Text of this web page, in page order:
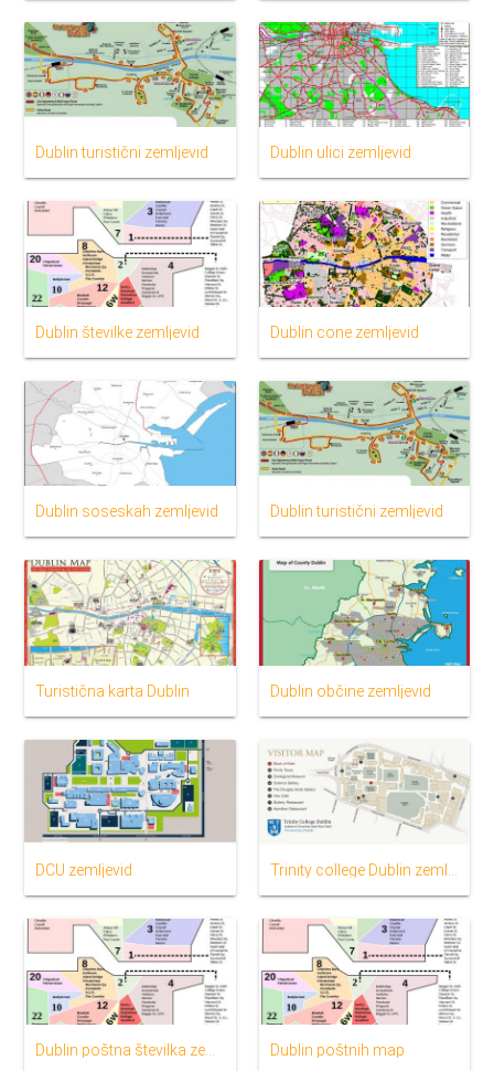
Dublin turistični zemljevid Dublin ulici zemljevid
Dublin številke zemljevid Dublin cone zemljevid
Dublin soseskah zemljevid Dublin turistični zemljevid
Turistična karta Dublin Dublin občine zemljevid
DCU zemljevid Trinity college Dublin zemljevid
Dublin poštnih map